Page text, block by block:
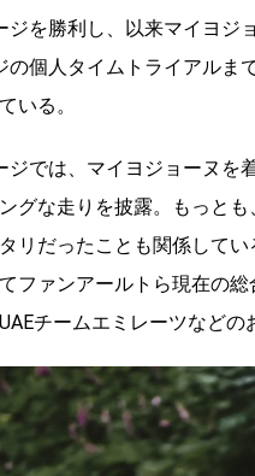
ジを勝利し、以来マイヨジ
の個人タイムトライアルま
いる。
ジでは、マイヨジョーヌを
グな走りを披露。もっと
リだったことも関係して
ファンアールトら現在の
UAEチームエミレーツなどの